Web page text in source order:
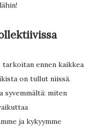
ennen kaikkea
on tullut niissä.
syvemmältä: miten
ja kykyymme